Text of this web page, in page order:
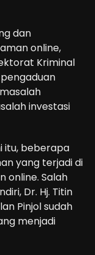
dan
online,
Kriminal
investasi
itu, beberapa
yang terjadi di
online. Salah
Dr. Hj. Titin
Pinjol sudah
menjadi